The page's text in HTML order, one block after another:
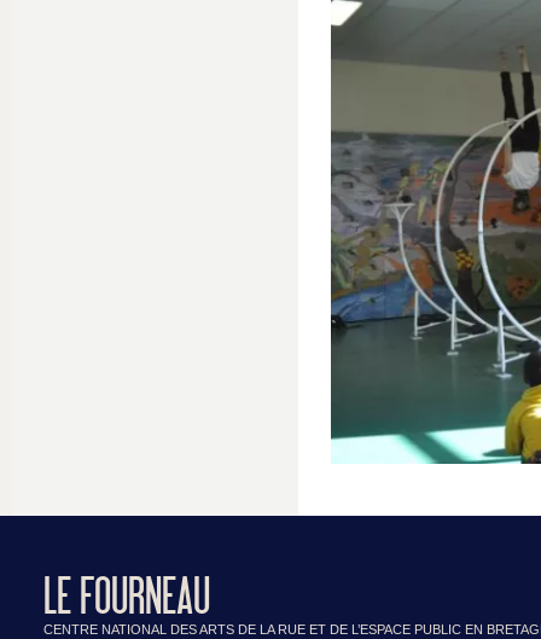
LE FOURNEAU
CENTRE NATIONAL DES ARTS DE LA RUE ET DE L’ESPACE PUBLIC EN